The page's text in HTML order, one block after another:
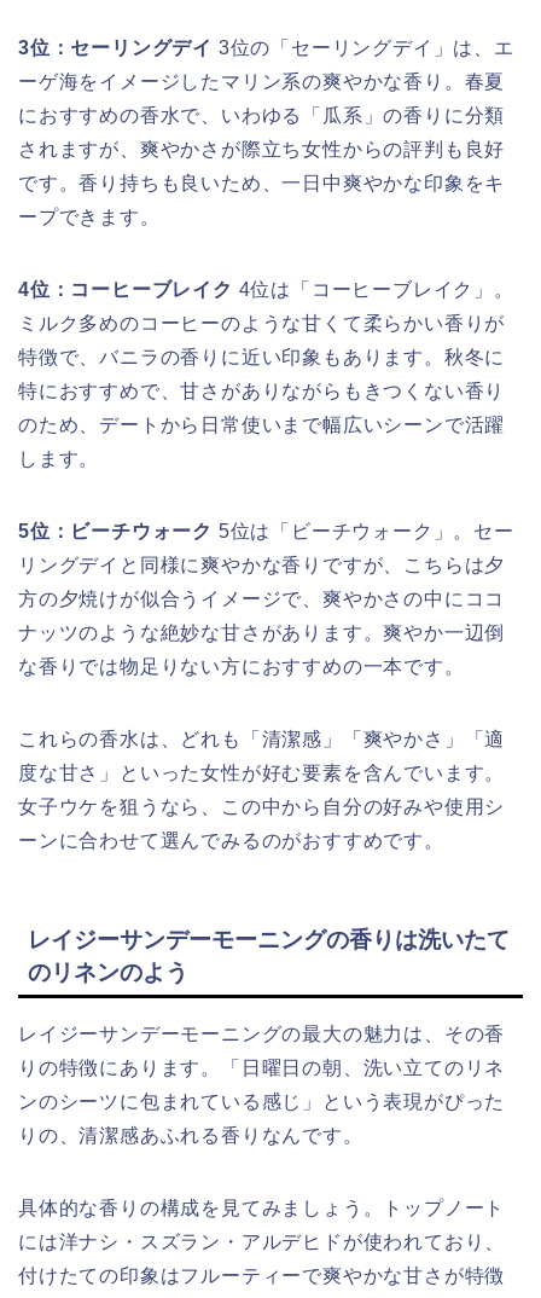
3位：セーリングデイ 3位の「セーリングデイ」は、エ
ーゲ海をイメージしたマリン系の爽やかな香り。春夏
におすすめの香水で、いわゆる「瓜系」の香りに分類
されますが、爽やかさが際立ち女性からの評判も良好
です。香り持ちも良いため、一日中爽やかな印象をキ
ープできます。
4位：コーヒーブレイク 4位は「コーヒーブレイク」。
ミルク多めのコーヒーのような甘くて柔らかい香りが
特徴で、バニラの香りに近い印象もあります。秋冬に
特におすすめで、甘さがありながらもきつくない香り
のため、デートから日常使いまで幅広いシーンで活躍
します。
5位：ビーチウォーク 5位は「ビーチウォーク」。セー
リングデイと同様に爽やかな香りですが、こちらは夕
方の夕焼けが似合うイメージで、爽やかさの中にココ
ナッツのような絶妙な甘さがあります。爽やか一辺倒
な香りでは物足りない方におすすめの一本です。
これらの香水は、どれも「清潔感」「爽やかさ」「適
度な甘さ」といった女性が好む要素を含んでいます。
女子ウケを狙うなら、この中から自分の好みや使用シ
ーンに合わせて選んでみるのがおすすめです。
レイジーサンデーモーニングの香りは洗いたて
のリネンのよう
レイジーサンデーモーニングの最大の魅力は、その香
りの特徴にあります。「日曜日の朝、洗い立てのリネ
ンのシーツに包まれている感じ」という表現がぴった
りの、清潔感あふれる香りなんです。
具体的な香りの構成を見てみましょう。トップノート
には洋ナシ・スズラン・アルデヒドが使われており、
付けたての印象はフルーティーで爽やかな甘さが特徴